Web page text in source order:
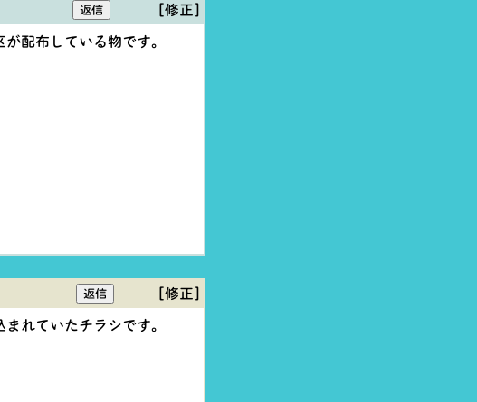
[修正]
配布している物です。
[修正]
れていたチラシです。